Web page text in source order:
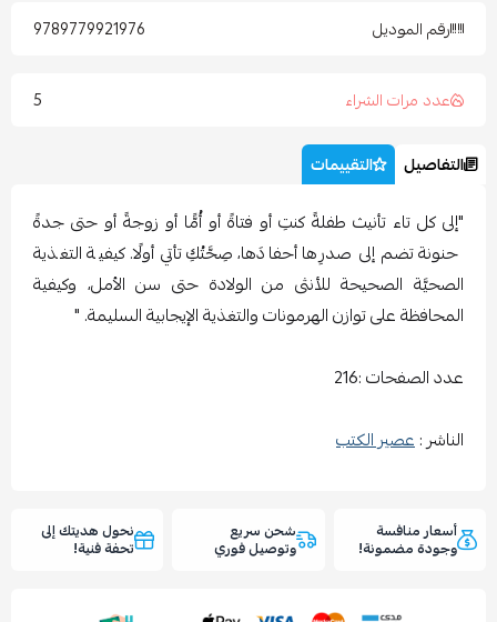
رقم الموديل 9789779921976
عدد مرات الشراء
التفاصيل التقييمات
"إلى كل تاء تأنيث طفلةً كنتِ أو فتاةً أو أُمًّا أو زوجةً أو حتى جدةً
حنونة تضم إلى صدرِها أحفادَها، صِحَّتُكِ تأتي أولًا. كيفية التغذية
الصحيَّة الصحيحة للأنثى من الولادة حتى سن الأمل، وكيفية
المحافظة على توازن الهرمونات والتغذية الإيجابية السليمة. "
عدد الصفحات :216
الناشر :عصير الكتب
أسعار منافسة
وجودة مضمونة!
شحن سريع
وتوصيل فوري
نحول هديتك إلى
تحفة فنية!